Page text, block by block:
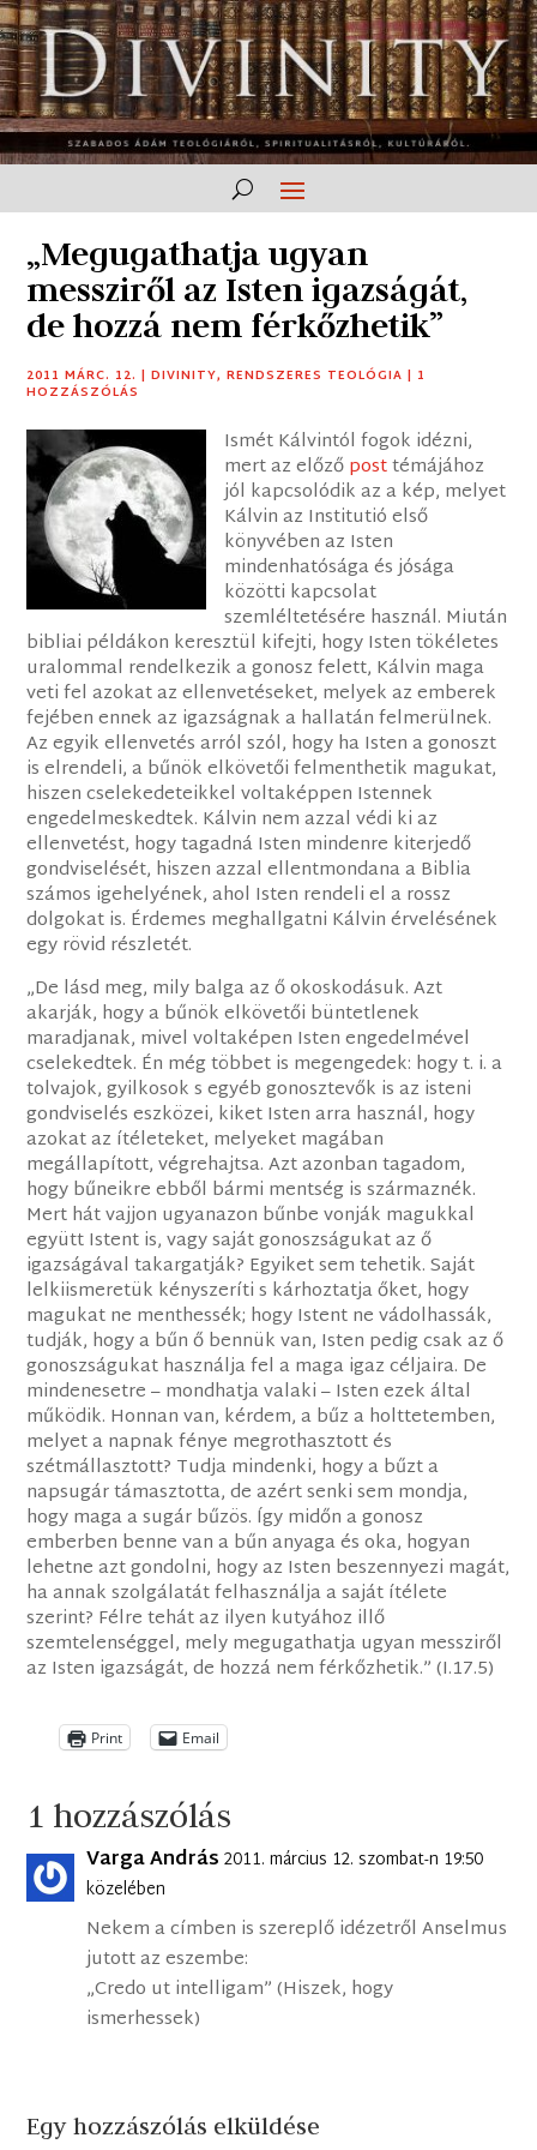
„Megugathatja ugyan
messziről az Isten igazságát,
de hozzá nem férkőzhetik”
2011 MÁRC. 12. |DIVINITY,RENDSZERES TEOLÓGIA | 1
HOZZÁSZÓLÁS
Ismét Kálvintól fogok idézni,
mert az előzőposttémájához
jól kapcsolódik az a kép, melyet
Kálvin az Institutió első
könyvében az Isten
mindenhatósága és jósága
közötti kapcsolat
szemléltetésére használ. Miután
bibliai példákon keresztül kifejti, hogy Isten tökéletes
uralommal rendelkezik a gonosz felett, Kálvin maga
veti fel azokat az ellenvetéseket, melyek az emberek
fejében ennek az igazságnak a hallatán felmerülnek.
Az egyik ellenvetés arról szól, hogy ha Isten a gonoszt
is elrendeli, a bűnök elkövetői felmenthetik magukat,
hiszen cselekedeteikkel voltaképpen Istennek
engedelmeskedtek. Kálvin nem azzal védi ki az
ellenvetést, hogy tagadná Isten mindenre kiterjedő
gondviselését, hiszen azzal ellentmondana a Biblia
számos igehelyének, ahol Isten rendeli el a rossz
dolgokat is. Érdemes meghallgatni Kálvin érvelésének
egy rövid részletét.
„De lásd meg, mily balga az ő okoskodásuk. Azt
akarják, hogy a bűnök elkövetői büntetlenek
maradjanak, mivel voltaképen Isten engedelmével
cselekedtek. Én még többet is megengedek: hogy t. i. a
tolvajok, gyilkosok s egyéb gonosztevők is az isteni
gondviselés eszközei, kiket Isten arra használ, hogy
azokat az ítéleteket, melyeket magában
megállapított, végrehajtsa. Azt azonban tagadom,
hogy bűneikre ebből bármi mentség is származnék.
Mert hát vajjon ugyanazon bűnbe vonják magukkal
együtt Istent is, vagy saját gonoszságukat az ő
igazságával takargatják? Egyiket sem tehetik. Saját
lelkiismeretük kényszeríti s kárhoztatja őket, hogy
magukat ne menthessék; hogy Istent ne vádolhassák,
tudják, hogy a bűn ő bennük van, Isten pedig csak az ő
gonoszságukat használja fel a maga igaz céljaira. De
mindenesetre – mondhatja valaki – Isten ezek által
működik. Honnan van, kérdem, a bűz a holttetemben,
melyet a napnak fénye megrothasztott és
szétmállasztott? Tudja mindenki, hogy a bűzt a
napsugár támasztotta, de azért senki sem mondja,
hogy maga a sugár bűzös. Így midőn a gonosz
emberben benne van a bűn anyaga és oka, hogyan
lehetne azt gondolni, hogy az Isten beszennyezi magát,
ha annak szolgálatát felhasználja a saját ítélete
szerint? Félre tehát az ilyen kutyához illő
szemtelenséggel, mely megugathatja ugyan messziről
az Isten igazságát, de hozzá nem férkőzhetik.” (I.17.5)
Print Email
1 hozzászólás
Varga András 2011. március 12. szombat-n 19:50
közelében
Nekem a címben is szereplő idézetről Anselmus
jutott az eszembe:
„Credo ut intelligam” (Hiszek, hogy
ismerhessek)
Egy hozzászólás elküldése